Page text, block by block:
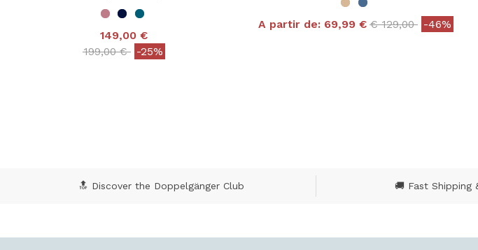
149,00 €
Price reduced from
199,00 €to-25%
A partir de: 69,99 € Price reduced from
€ 129,00to-46%
🔝 Discover the Doppelgänger Club 🚚 Fast Shipping